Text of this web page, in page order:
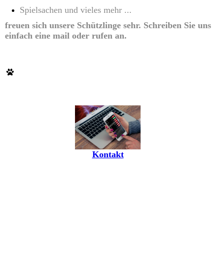
Spielsachen und vieles mehr ...
freuen sich unsere Schützlinge sehr. Schreiben Sie uns
einfach eine mail oder rufen an.
Kontakt